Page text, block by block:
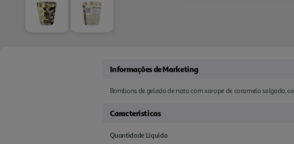
Informações de Marketing
Bombons de gelado de nata com xarope de caramelo salgado,
Características
Quantidade Liquida